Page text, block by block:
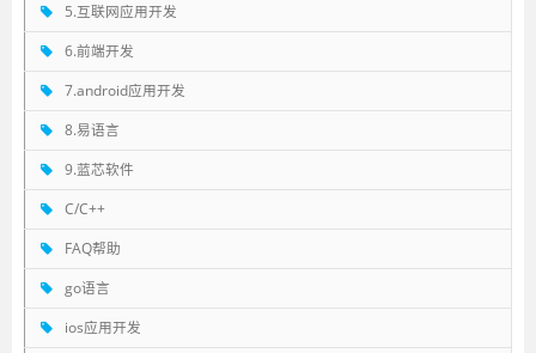
5.互联网应用开发
6.前端开发
7.android应用开发
8.易语言
9.蓝芯软件
C/C++
FAQ帮助
go语言
ios应用开发